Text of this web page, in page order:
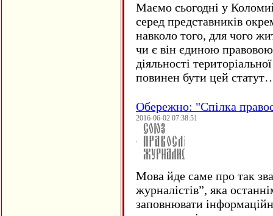
Маємо сьогодні у
серед представників
навколо того, для чого
чи є він єдиною
діяльності
повинен бути цей
Обережно: "Спілка
2016-06-02 07:38:51
Мова йде саме про так
журналістів”, яка
заповнювати